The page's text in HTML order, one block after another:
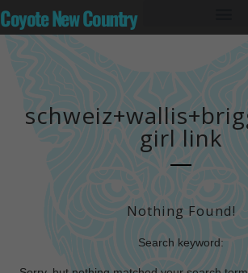
Coyote New Country
girl link
Nothing Found!
Search keyword: